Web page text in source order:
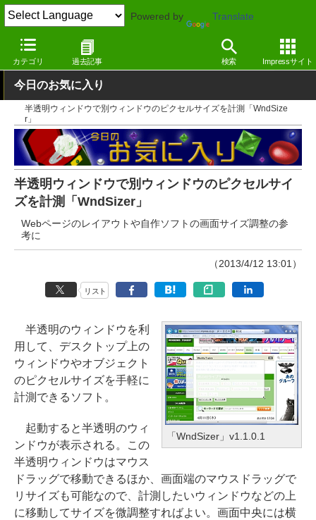
Powered by Translate
カテゴリ 過去記事 検索 Impressサイト
窓の杜 システム・ファイル Windows
今日のお気に入り
半透明ウィンドウで別ウィンドウのピクセルサイズを計測「WndSize
r」
半透明ウィンドウで別ウィンドウのピクセルサイ
ズを計測「WndSizer」
Webページのレイアウトや自作ソフトの画面サイズ調整の参
考に
（2013/4/12 13:01）
リスト
「WndSizer」v1.1.0.1
半透明のウィンドウを利
用して、デスクトップ上の
ウィンドウやオブジェクト
のピクセルサイズを手軽に
計測できるソフト。
起動すると半透明のウィ
ンドウが表示される。この
半透明ウィンドウはマウス
ドラッグで移動できるほか、画面端のマウスドラッグで
リサイズも可能なので、計測したいウィンドウなどの上
に移動してサイズを微調整すればよい。画面中央には横